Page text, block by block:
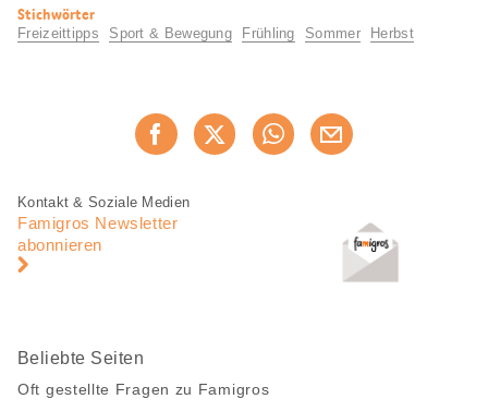
Nützliche
Informationen
Stichwörter
Freizeittipps Sport & Bewegung Frühling Sommer Herbst
Jetzt weiterempfehlen
Fusszeile
Fusszeile
Navigation
Kontakt & Soziale Medien
Famigros Newsletter
abonnieren
Beliebte Seiten
Oft gestellte Fragen zu Famigros